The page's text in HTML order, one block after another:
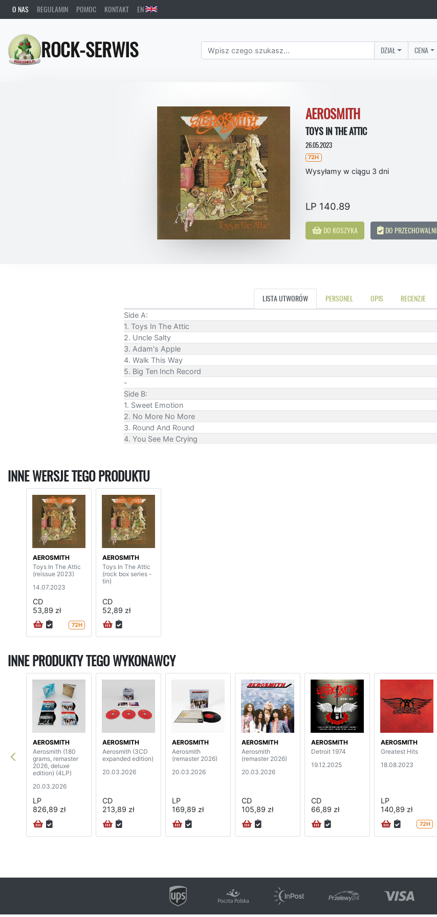
O NAS REGULAMIN POMOC KONTAKT EN
ROCK-SERWIS DZIAŁ CENA
AEROSMITH
TOYS IN THE ATTIC
26.05.2023
72H
Wysyłamy w ciągu 3 dni
LP 140.89
DO KOSZYKA DO PRZECHOWALNI
LISTA UTWORÓW PERSONEL OPIS RECENZJE
Side A:
1. Toys In The Attic
2. Uncle Salty
3. Adam's Apple
4. Walk This Way
5. Big Ten Inch Record
-
Side B:
1. Sweet Emotion
2. No More No More
3. Round And Round
4. You See Me Crying
INNE WERSJE TEGO PRODUKTU
AEROSMITH
Toys In The Attic
(reissue 2023)
14.07.2023
CD
53,89 zł
72H
AEROSMITH
Toys In The Attic
(rock box series -
tin)
CD
52,89 zł
INNE PRODUKTY TEGO WYKONAWCY
AEROSMITH
Aerosmith (180
grams, remaster
2026, deluxe
edition) (4LP)
20.03.2026
LP
826,89 zł
AEROSMITH
Aerosmith (3CD
expanded edition)
20.03.2026
CD
213,89 zł
AEROSMITH
Aerosmith
(remaster 2026)
20.03.2026
LP
169,89 zł
AEROSMITH
Aerosmith
(remaster 2026)
20.03.2026
CD
105,89 zł
AEROSMITH
Detroit 1974
19.12.2025
CD
66,89 zł
AEROSMITH
Greatest Hits
18.08.2023
LP
140,89 zł
72H